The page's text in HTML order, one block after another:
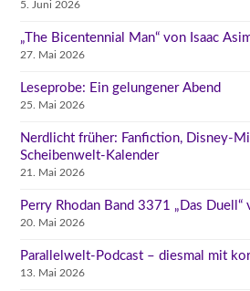
5. Juni 2026
„The Bicentennial Man“ von Isaac
27. Mai 2026
Leseprobe: Ein gelungener Abend
25. Mai 2026
Nerdlicht früher: Fanfiction, Disney-
Scheibenwelt-Kalender
21. Mai 2026
Perry Rhodan Band 3371 „Das
20. Mai 2026
Parallelwelt-Podcast – diesmal mit
13. Mai 2026